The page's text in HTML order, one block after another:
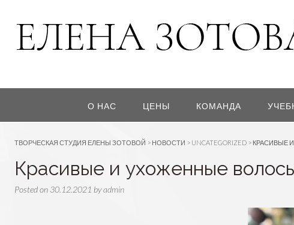
О НАС ЦЕНЫ КОМАНДА
ТВОРЧЕСКАЯ СТУДИЯ ЕЛЕНЫ ЗОТОВОЙ > НОВОСТИ > UNCATEGORIZED > КРАСИВЫЕ
Красивые и ухоженные
Posted on 30.12.2021 byadmin